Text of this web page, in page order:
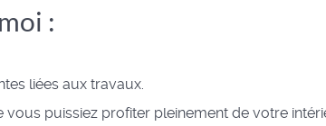
:
liées aux travaux.
puissiez profiter pleinement de votre